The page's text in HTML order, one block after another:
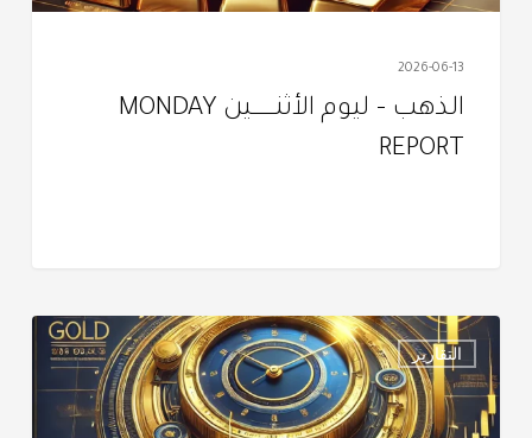
2026-06-13
الذهب – ليوم الأثنــــــــــين MONDAY
REPORT
التقارير
التقرير
اليومي
–